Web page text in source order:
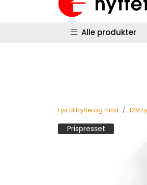
Skip to main content
Hyttestyring |
Alle produkter
Lys til hytte og fritid 12V
Prispresset